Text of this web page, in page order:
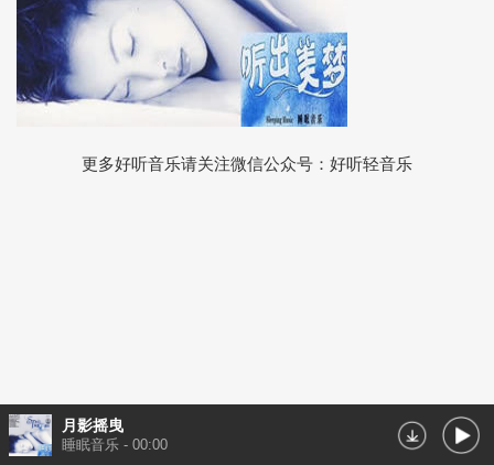
更多好听音乐请关注微信公众号：好听轻音乐
月影摇曳
睡眠音乐 - 00:00